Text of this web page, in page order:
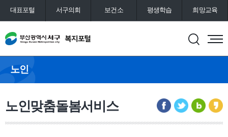
대표포털 서구의회 보건소 평생학습 희망교육
통합예약
노인
노인맞춤돌봄서비스